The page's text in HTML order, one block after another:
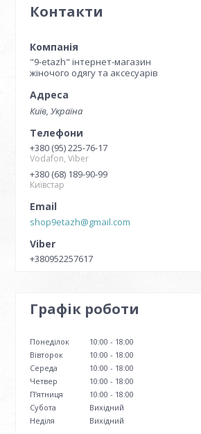
Контакти
"9-etazh" інтернет-магазин
жіночого одягу та аксесуарів
Київ, Україна
+380 (95) 225-76-17
Vodafon, Viber
+380 (68) 189-90-99
Київстар
shop9etazh@gmail.com
+380952257617
Графік роботи
Понеділок 10:00
18:00
Вівторок
10:00
18:00
Середа
10:00
18:00
Четвер
10:00
18:00
Пʼятниця
10:00
18:00
Субота
Вихідний
Неділя
Вихідний